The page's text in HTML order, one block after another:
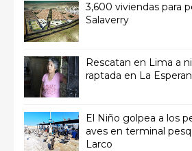
3,600 viviendas para
Salaverry
Rescatan en Lima a
raptada en La
El Niño golpea a los
aves en terminal
Larco